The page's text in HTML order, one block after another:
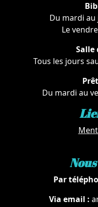
Du mardi au
Le
Salle
Tous les jours
Du mardi au
Par
Via email :